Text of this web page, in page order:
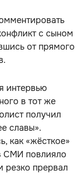
с сыном
от прямого
интервью
в тот же
получил
славы».
как «жёсткое»
СМИ повлияло
резко прервал